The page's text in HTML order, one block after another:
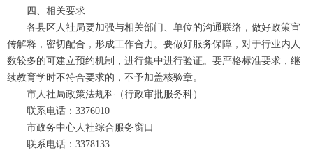
四、相关要求
各县区人社局要加强与相关部门、单位的沟通联络，做好政策宣
传解释，密切配合，形成工作合力。要做好服务保障，对于行业内人
数较多的可建立预约机制，进行集中进行验证。要严格标准要求，继
续教育学时不符合要求的，不予加盖核验章。
市人社局政策法规科（行政审批服务科）
联系电话：3376010
市政务中心人社综合服务窗口
联系电话：3378133